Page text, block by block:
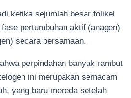
ketika sejumlah besar folikel
pertumbuhan aktif (anagen)
secara bersamaan.
perpindahan banyak rambut
ini merupakan semacam
yang baru mereda setelah